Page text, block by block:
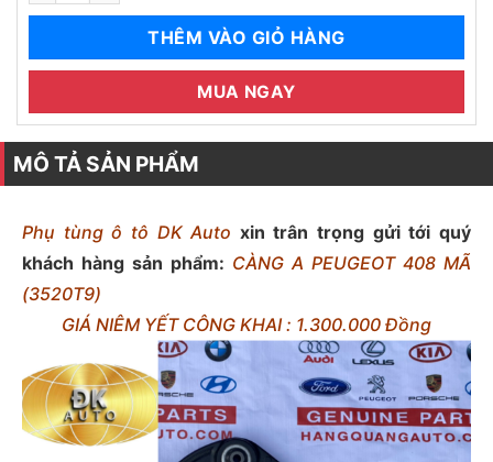
THÊM VÀO GIỎ HÀNG
MUA NGAY
MÔ TẢ SẢN PHẨM
Phụ tùng ô tô DK Auto xin trân trọng gửi tới quý
khách hàng sản phẩm: CÀNG A PEUGEOT 408 MÃ
(3520T9)
GIÁ NIÊM YẾT CÔNG KHAI : 1.300.000 Đồng